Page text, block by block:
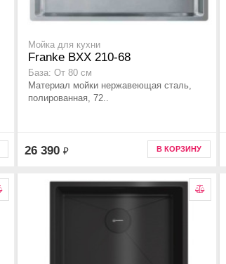
Мойка для кухни
Franke BXX 210-68
База: От 80 см
Материал мойки нержавеющая сталь,
полированная, 72..
26 390 ₽ В КОРЗИНУ